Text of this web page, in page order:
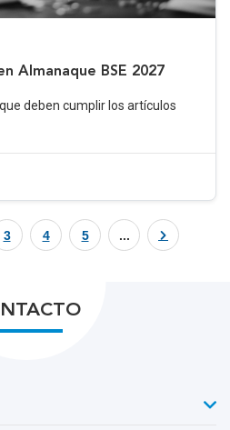
Almanaque BSE 2027
deben cumplir los artículos
3 4 5 ...